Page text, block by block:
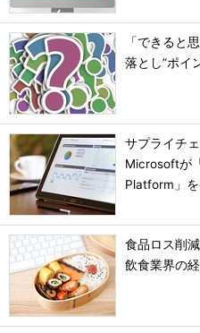
「できると
落とし”ポイ
サプライチ
Microsoftが
Platform」
食品ロス削
飲食業界の